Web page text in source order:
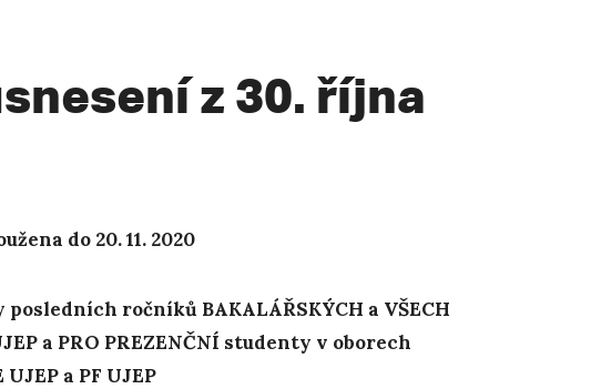
z 30. října
do 20. 11. 2020
ročníků BAKALÁŘSKÝCH a VŠECH
a PRO PREZENČNÍ studenty v oborech
a PF UJEP